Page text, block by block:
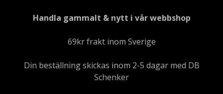
Handla gammalt & nytt i vår webbshop
69kr frakt inom Sverige
Din beställning skickas inom 2-5 dagar med DB
Schenker